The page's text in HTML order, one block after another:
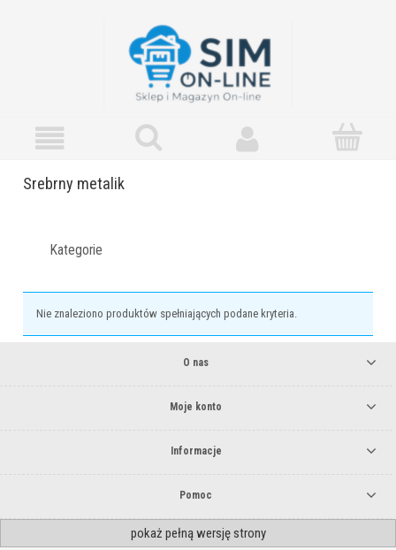
Srebrny metalik
Kategorie
Nie znaleziono produktów spełniających podane kryteria.
O nas
Moje konto
Informacje
Pomoc
pokaż pełną wersję strony